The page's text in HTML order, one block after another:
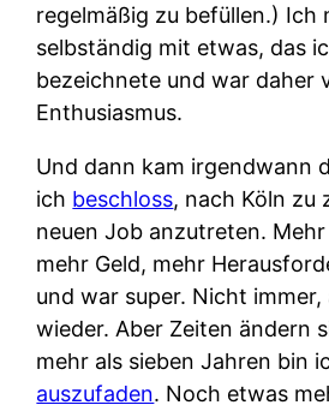
regelmäßig zu befüllen.) Ich
selbständig mit etwas, das
bezeichnete und war daher
Enthusiasmus.
Und dann kam irgendwann
ich beschloss, nach Köln zu
neuen Job anzutreten.
mehr Geld, mehr
und war super. Nicht immer,
wieder. Aber Zeiten ändern
mehr als sieben Jahren bin
auszufaden. Noch etwas